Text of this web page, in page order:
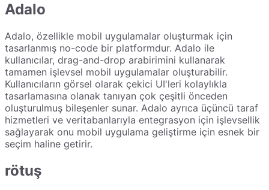
Adalo
Adalo, özellikle mobil uygulamalar oluşturmak için
tasarlanmış no-code bir platformdur. Adalo ile
kullanıcılar, drag-and-drop arabirimini kullanarak
tamamen işlevsel mobil uygulamalar oluşturabilir.
Kullanıcıların görsel olarak çekici UI'leri kolaylıkla
tasarlamasına olanak tanıyan çok çeşitli önceden
oluşturulmuş bileşenler sunar. Adalo ayrıca üçüncü taraf
hizmetleri ve veritabanlarıyla entegrasyon için işlevsellik
sağlayarak onu mobil uygulama geliştirme için esnek bir
seçim haline getirir.
rötuş